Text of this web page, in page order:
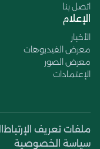
اتصل بنا
الإعلام
الأخبار
معرض الفيديوهات
معرض الصور
الإعتمادات
ملفات تعريف الإرتباط
سياسة الخصوصية